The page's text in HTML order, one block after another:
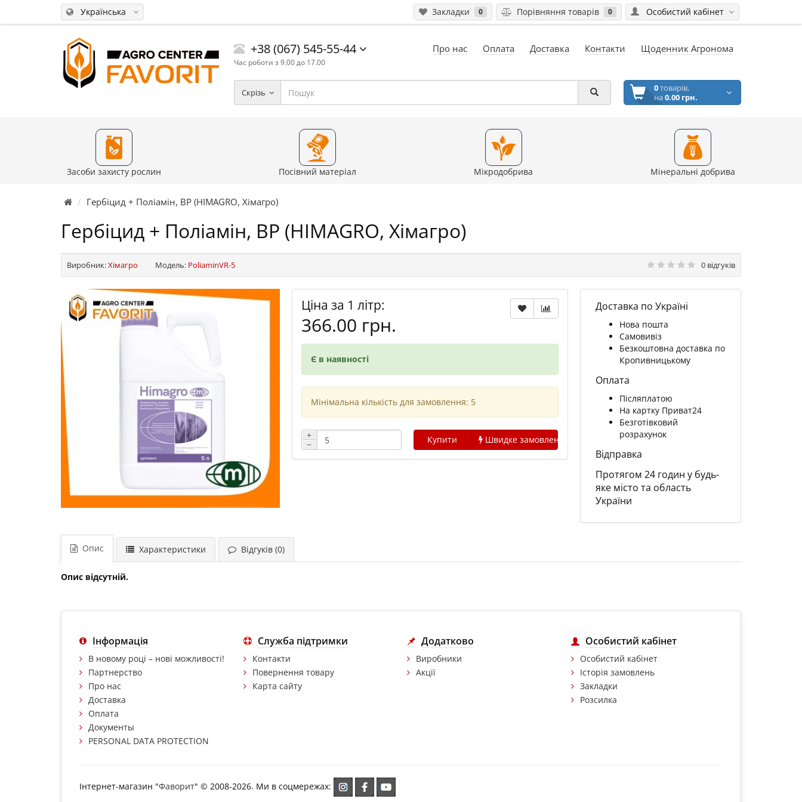
Українська Особистий кабінет
Закладки 0 Порівняння товарів 0
+38 (067) 545-55-44
Час роботи з 9.00 до 17.00
Про нас Оплата Доставка Контакти Щоденник Агронома
Скрізь 0товарів,
на0.00 грн.
Засоби захисту рослин Посівний матеріал Мікродобрива Мінеральні добрива
Гербіцид + Поліамін, ВР (HIMAGRO, Хімагро)
Гербіцид + Поліамін, ВР (HIMAGRO, Хімагро)
Виробник:Хімагро Модель: PoliaminVR-5 0 відгуків
Ціна за 1 літр:
366.00 грн.
Є в наявності
Мінімальна кількість для замовлення: 5
+
−
Купити Швидке замовлення
Доставка по Україні
Нова пошта
Самовивіз
Безкоштовна доставка по
Кропивницькому
Оплата
Післяплатою
На картку Приват24
Безготівковий
розрахунок
Відправка
Протягом 24 годин у будь-
яке місто та область
України
Опис Характеристики Відгуків (0)
Опис відсутній.
Інформація
В новому році – нові можливості!
Партнерство
Про нас
Доставка
Оплата
Документы
PERSONAL DATA PROTECTION
Служба підтримки
Контакти
Повернення товару
Карта сайту
Додатково
Виробники
Акції
Особистий кабінет
Особистий кабінет
Історія замовлень
Закладки
Розсилка
Інтернет-магазин "Фаворит" © 2008-2026. Ми в соцмережах: